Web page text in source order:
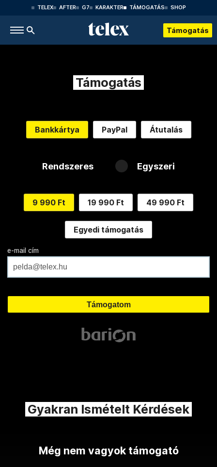
TELEX AFTER G7 KARAKTER TÁMOGATÁS SHOP
Támogatás
Támogatás
Bankkártya PayPal Átutalás
Rendszeres Egyszeri
9 990 Ft 19 990 Ft 49 990 Ft
Egyedi támogatás
e-mail cím
Gyakran Ismételt Kérdések
Még nem vagyok támogató